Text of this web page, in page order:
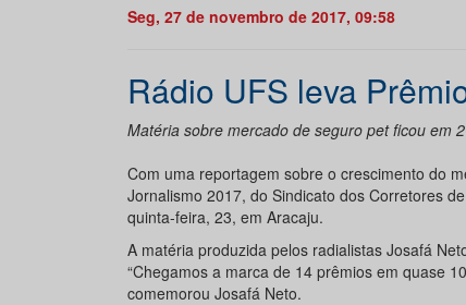
Seg, 27 de novembro de 2017, 09:58
Rádio UFS leva
Matéria sobre mercado de seguro pet ficou em
Com uma reportagem sobre o crescimento do
Jornalismo 2017, do Sindicato dos Corretores
quinta-feira, 23, em Aracaju.
A matéria produzida pelos radialistas Josafá
“Chegamos a marca de 14 prêmios em quase
comemorou Josafá Neto.